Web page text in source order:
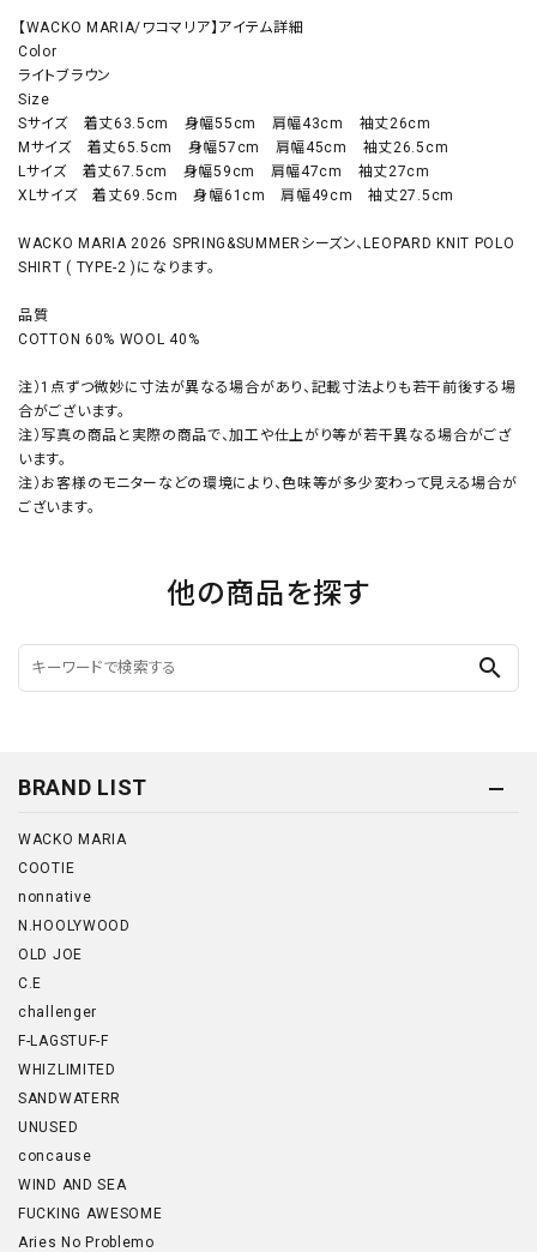
【WACKO MARIA/ワコマリア】アイテム詳細
Color
ライトブラウン
Size
Sサイズ 着丈63.5cm 身幅55cm 肩幅43cm 袖丈26cm
Mサイズ 着丈65.5cm 身幅57cm 肩幅45cm 袖丈26.5cm
Lサイズ 着丈67.5cm 身幅59cm 肩幅47cm 袖丈27cm
XLサイズ 着丈69.5cm 身幅61cm 肩幅49cm 袖丈27.5cm
WACKO MARIA 2026 SPRING&SUMMERシーズン、LEOPARD KNIT POLO
SHIRT ( TYPE-2 )になります。
品質
COTTON 60% WOOL 40%
注）1点ずつ微妙に寸法が異なる場合があり、記載寸法よりも若干前後する場
合がございます。
注）写真の商品と実際の商品で、加工や仕上がり等が若干異なる場合がござ
います。
注）お客様のモニターなどの環境により、色味等が多少変わって見える場合が
ございます。
他の商品を探す
search
BRAND LIST
WACKO MARIA
COOTIE
nonnative
N.HOOLYWOOD
OLD JOE
C.E
challenger
F-LAGSTUF-F
WHIZLIMITED
SANDWATERR
UNUSED
concause
WIND AND SEA
FUCKING AWESOME
Aries No Problemo